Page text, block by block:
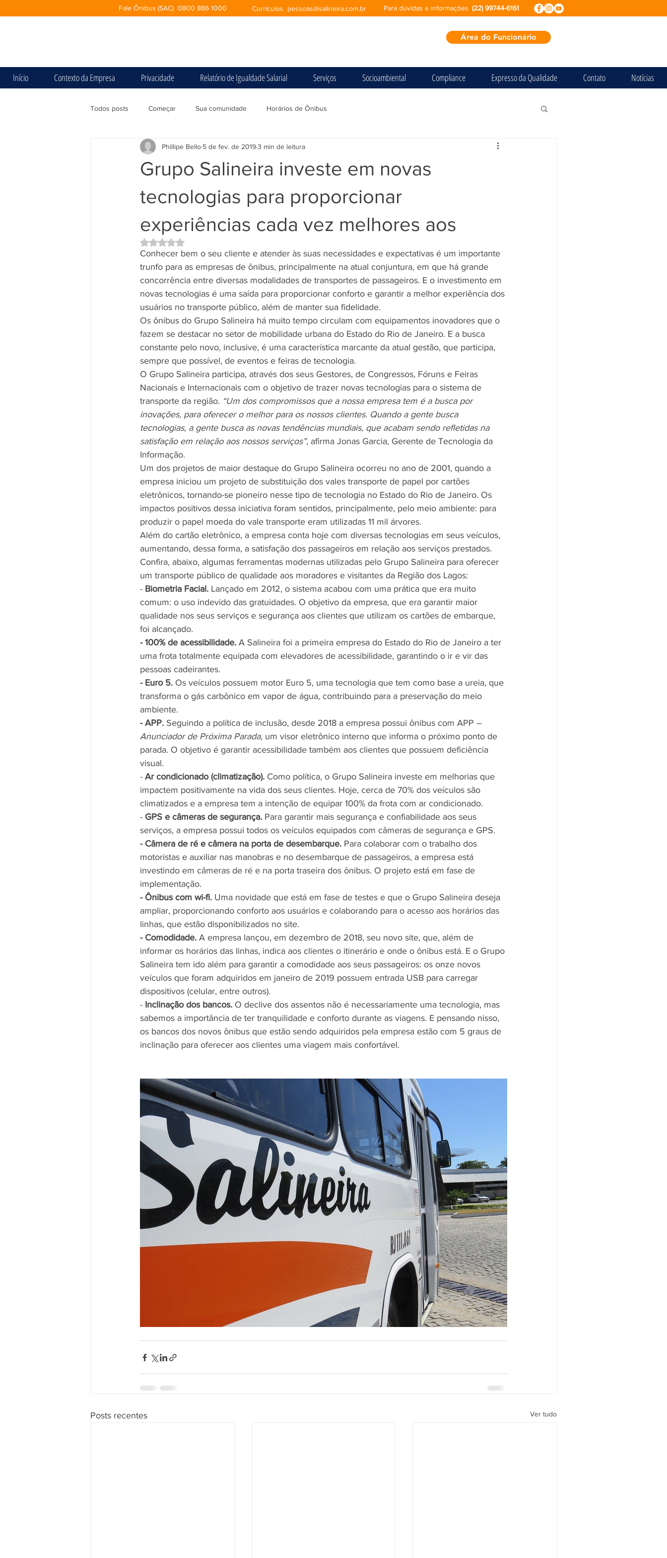
Fale Ônibus (SAC) 0800 886 1000 Currículos pessoas@salineira.com.br (22) 99744-6161
Para dúvidas e informações
Área do Funcionário
Início Contexto da Empresa Privacidade Relatório de Igualdade Salarial Serviços Socioambiental Compliance Expresso da Qualidade Contato Notícias
Todos posts Começar Sua comunidade Horários de Ônibus
Grupo Salineira investe em novas
tecnologias para proporcionar
experiências cada vez melhores aos
Phillipe Bello 5 de fev. de 20193 min de leitura
Avaliado com NaN de 5 estrelas.
Conhecer bem o seu cliente e atender às suas necessidades e expectativas é um importante
trunfo para as empresas de ônibus, principalmente na atual conjuntura, em que há grande
concorrência entre diversas modalidades de transportes de passageiros. E o investimento em
novas tecnologias é uma saída para proporcionar conforto e garantir a melhor experiência dos
usuários no transporte público, além de manter sua fidelidade.
Os ônibus do Grupo Salineira há muito tempo circulam com equipamentos inovadores que o
fazem se destacar no setor de mobilidade urbana do Estado do Rio de Janeiro. E a busca
constante pelo novo, inclusive, é uma característica marcante da atual gestão, que participa,
sempre que possível, de eventos e feiras de tecnologia.
O Grupo Salineira participa, através dos seus Gestores, de Congressos, Fóruns e Feiras
Nacionais e Internacionais com o objetivo de trazer novas tecnologias para o sistema de
transporte da região. “Um dos compromissos que a nossa empresa tem é a busca por
inovações, para oferecer o melhor para os nossos clientes. Quando a gente busca
tecnologias, a gente busca as novas tendências mundiais, que acabam sendo refletidas na
satisfação em relação aos nossos serviços”, afirma Jonas Garcia, Gerente de Tecnologia da
Informação.
Um dos projetos de maior destaque do Grupo Salineira ocorreu no ano de 2001, quando a
empresa iniciou um projeto de substituição dos vales transporte de papel por cartões
eletrônicos, tornando-se pioneiro nesse tipo de tecnologia no Estado do Rio de Janeiro. Os
impactos positivos dessa iniciativa foram sentidos, principalmente, pelo meio ambiente: para
produzir o papel moeda do vale transporte eram utilizadas 11 mil árvores.
Além do cartão eletrônico, a empresa conta hoje com diversas tecnologias em seus veículos,
aumentando, dessa forma, a satisfação dos passageiros em relação aos serviços prestados.
Confira, abaixo, algumas ferramentas modernas utilizadas pelo Grupo Salineira para oferecer
um transporte público de qualidade aos moradores e visitantes da Região dos Lagos:
- Biometria Facial. Lançado em 2012, o sistema acabou com uma prática que era muito
comum: o uso indevido das gratuidades. O objetivo da empresa, que era garantir maior
qualidade nos seus serviços e segurança aos clientes que utilizam os cartões de embarque,
foi alcançado.
- 100% de acessibilidade. A Salineira foi a primeira empresa do Estado do Rio de Janeiro a ter
uma frota totalmente equipada com elevadores de acessibilidade, garantindo o ir e vir das
pessoas cadeirantes.
- Euro 5. Os veículos possuem motor Euro 5, uma tecnologia que tem como base a ureia, que
transforma o gás carbônico em vapor de água, contribuindo para a preservação do meio
ambiente.
- APP. Seguindo a política de inclusão, desde 2018 a empresa possui ônibus com APP –
Anunciador de Próxima Parada, um visor eletrônico interno que informa o próximo ponto de
parada. O objetivo é garantir acessibilidade também aos clientes que possuem deficiência
visual.
- Ar condicionado (climatização). Como política, o Grupo Salineira investe em melhorias que
impactem positivamente na vida dos seus clientes. Hoje, cerca de 70% dos veículos são
climatizados e a empresa tem a intenção de equipar 100% da frota com ar condicionado.
- GPS e câmeras de segurança. Para garantir mais segurança e confiabilidade aos seus
serviços, a empresa possui todos os veículos equipados com câmeras de segurança e GPS.
- Câmera de ré e câmera na porta de desembarque. Para colaborar com o trabalho dos
motoristas e auxiliar nas manobras e no desembarque de passageiros, a empresa está
investindo em câmeras de ré e na porta traseira dos ônibus. O projeto está em fase de
implementação.
- Ônibus com wi-fi. Uma novidade que está em fase de testes e que o Grupo Salineira deseja
ampliar, proporcionando conforto aos usuários e colaborando para o acesso aos horários das
linhas, que estão disponibilizados no site.
- Comodidade. A empresa lançou, em dezembro de 2018, seu novo site, que, além de
informar os horários das linhas, indica aos clientes o itinerário e onde o ônibus está. E o Grupo
Salineira tem ido além para garantir a comodidade aos seus passageiros: os onze novos
veículos que foram adquiridos em janeiro de 2019 possuem entrada USB para carregar
dispositivos (celular, entre outros).
- Inclinação dos bancos. O declive dos assentos não é necessariamente uma tecnologia, mas
sabemos a importância de ter tranquilidade e conforto durante as viagens. E pensando nisso,
os bancos dos novos ônibus que estão sendo adquiridos pela empresa estão com 5 graus de
inclinação para oferecer aos clientes uma viagem mais confortável.
Posts recentes Ver tudo